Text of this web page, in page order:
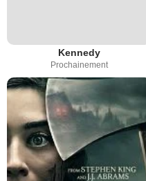
Kennedy
Prochainement